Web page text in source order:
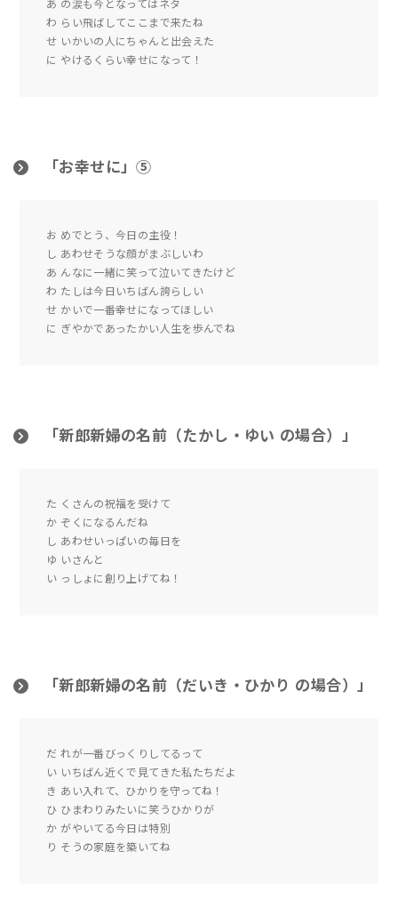
あ の涙も今となってはネタ
わ らい飛ばしてここまで来たね
せ いかいの人にちゃんと出会えた
に やけるくらい幸せになって！
「お幸せに」⑤
お めでとう、今日の主役！
し あわせそうな顔がまぶしいわ
あ んなに一緒に笑って泣いてきたけど
わ たしは今日いちばん誇らしい
せ かいで一番幸せになってほしい
に ぎやかであったかい人生を歩んでね
「新郎新婦の名前（たかし・ゆい の場合）」
た くさんの祝福を受けて
か ぞくになるんだね
し あわせいっぱいの毎日を
ゆ いさんと
い っしょに創り上げてね！
「新郎新婦の名前（だいき・ひかり の場合）」
だ れが一番びっくりしてるって
い いちばん近くで見てきた私たちだよ
き あい入れて、ひかりを守ってね！
ひ ひまわりみたいに笑うひかりが
か がやいてる今日は特別
り そうの家庭を築いてね